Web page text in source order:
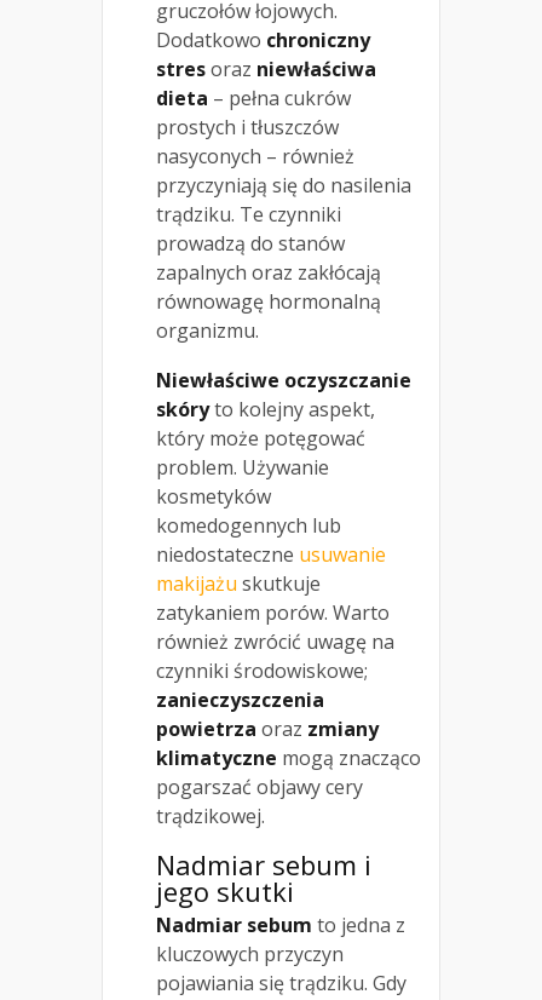
gruczołów łojowych.
Dodatkowo chroniczny
stresoraz niewłaściwa
dieta – pełna cukrów
prostych i tłuszczów
nasyconych – również
przyczyniają się do nasilenia
trądziku. Te czynniki
prowadzą do stanów
zapalnych oraz zakłócają
równowagę hormonalną
organizmu.
Niewłaściwe oczyszczanie
skóryto kolejny aspekt,
który może potęgować
problem. Używanie
kosmetyków
komedogennych lub
niedostateczne usuwanie
makijażu skutkuje
zatykaniem porów. Warto
również zwrócić uwagę na
czynniki środowiskowe;
zanieczyszczenia
powietrza oraz zmiany
klimatyczne mogą znacząco
pogarszać objawy cery
trądzikowej.
Nadmiar sebum i
jego skutki
Nadmiar sebum to jedna z
kluczowych przyczyn
pojawiania się trądziku. Gdy